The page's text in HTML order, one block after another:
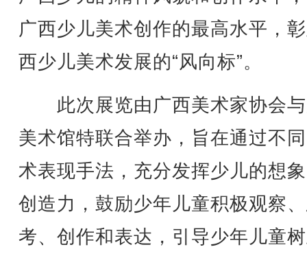
广西少儿美术创作的最高水平，
西少儿美术发展的“风向标”。
此次展览由广西美术家协会
美术馆特联合举办，旨在通过不
术表现手法，充分发挥少儿的想
创造力，鼓励少年儿童积极观察
考、创作和表达，引导少年儿童